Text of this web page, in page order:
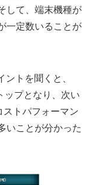
して、端末機種が
一定数いることが
トを聞くと、
ップとなり、次い
トパフォーマン
いことが分かった